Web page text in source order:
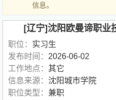
信息。
[辽宁]沈阳欧曼谛职业
职位： 实习生
发布时间： 2026-06-02
工作地点： 其它
信息来源： 沈阳城市学院
职位类型： 兼职